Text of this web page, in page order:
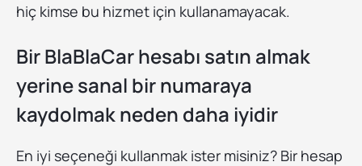
hiç kimse bu hizmet için kullanamayacak.
Bir BlaBlaCar hesabı satın almak
yerine sanal bir numaraya
kaydolmak neden daha iyidir
En iyi seçeneği kullanmak ister misiniz? Bir hesap